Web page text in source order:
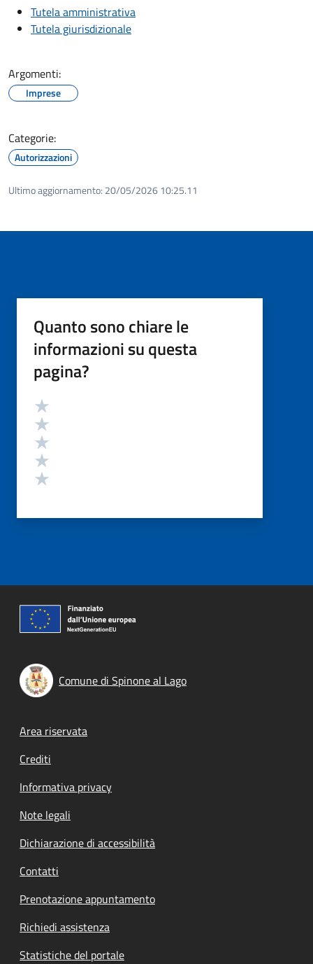
Tutela amministrativa
Tutela giurisdizionale
Argomenti:
Imprese
Categorie:
Autorizzazioni
Ultimo aggiornamento: 20/05/2026 10:25.11
Quanto sono chiare le
informazioni su questa
pagina?
Valutazione
Comune di Spinone al Lago
Footer menu
Area riservata
Crediti
Informativa privacy
Note legali
Dichiarazione di accessibilità
Contatti
Prenotazione appuntamento
Richiedi assistenza
Statistiche del portale